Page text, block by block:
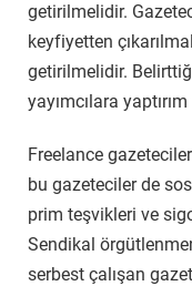
getirilmelidir.
keyfiyetten
getirilmelidir.
yayımcılara
Freelance
bu gazeteciler de
prim teşvikleri ve
Sendikal
serbest çalışan